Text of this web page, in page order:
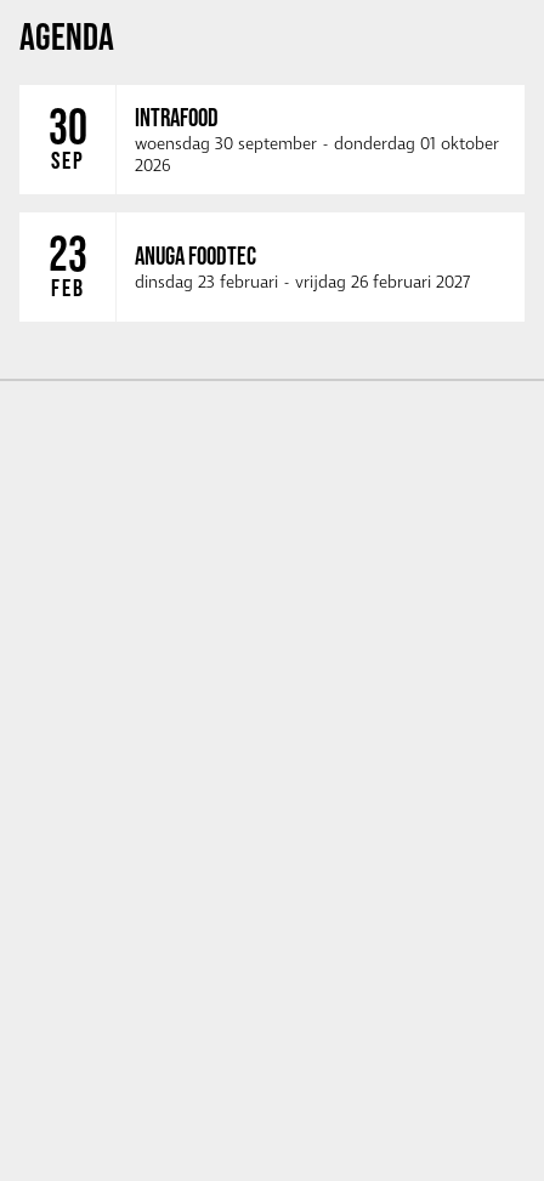
AGENDA
30
SEP
INTRAFOOD
woensdag 30 september - donderdag 01 oktober
2026
23
FEB
ANUGA FOODTEC
dinsdag 23 februari - vrijdag 26 februari 2027